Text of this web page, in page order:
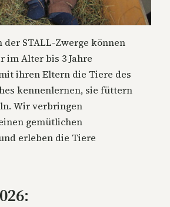
der STALL-Zwerge können
im Alter bis 3 Jahre
ihren Eltern die Tiere des
kennenlernen, sie füttern
Wir verbringen
gemütlichen
erleben die Tiere